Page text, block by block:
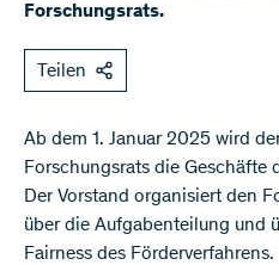
Forschungsrats.
Teilen
Ab dem 1. Januar 2025 wird
Forschungsrats die Geschäfte
Der Vorstand organisiert den
über die Aufgabenteilung und
Fairness des Förderverfahrens.